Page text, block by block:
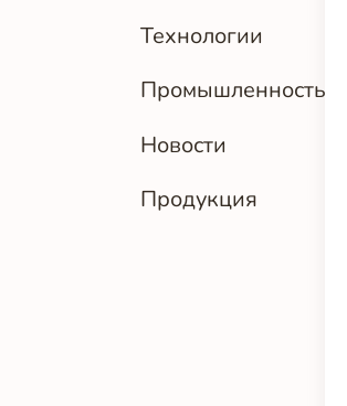
Технологии
Промышленность
Новости
Продукция